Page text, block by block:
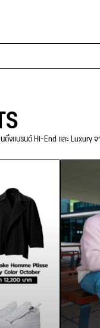
งแบรนด์ Hi-End และ Luxury จ